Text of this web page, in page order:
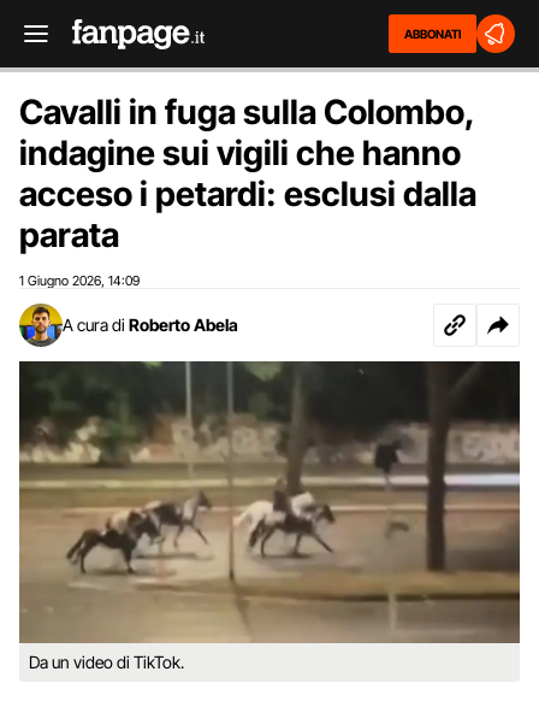
ABBONATI
Cavalli in fuga sulla Colombo,
indagine sui vigili che hanno
acceso i petardi: esclusi dalla
parata
1 Giugno 2026 14:09
A cura di Roberto Abela
Da un video di TikTok.